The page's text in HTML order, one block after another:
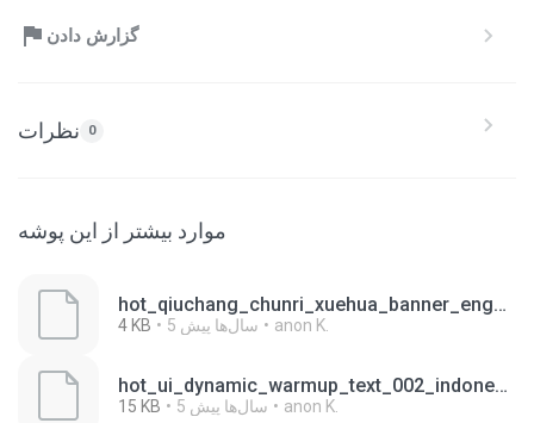
گزارش دادن
نظرات 0
موارد بیشتر از این پوشه
hot_qiuchang_chunri_xuehua_banner_eng_03.ab
4 KB 5 سال‌ها پیش anon K.
hot_ui_dynamic_warmup_text_002_indonesian.ab
15 KB 5 سال‌ها پیش anon K.